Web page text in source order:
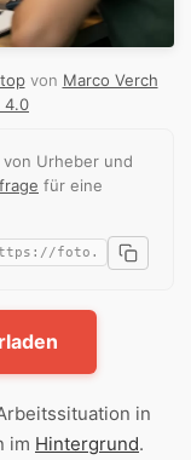
von Marco Verch
4.0
Urheber und
für eine
in
im Hintergrund.